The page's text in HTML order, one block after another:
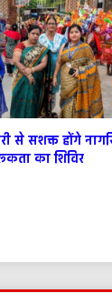
से सशक्त होंगे
का शिविर